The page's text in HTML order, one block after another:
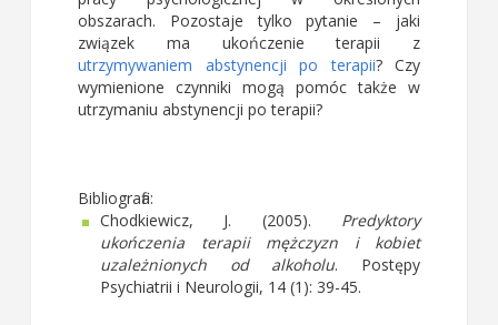
obszarach. Pozostaje tylko pytanie – jaki
związek ma ukończenie terapii z
utrzymywaniem abstynencji po terapii? Czy
wymienione czynniki mogą pomóc także w
utrzymaniu abstynencji po terapii?
Bibliografia:
Chodkiewicz, J. (2005). Predyktory
ukończenia terapii mężczyzn i kobiet
uzależnionych od alkoholu. Postępy
Psychiatrii i Neurologii, 14 (1): 39-45.